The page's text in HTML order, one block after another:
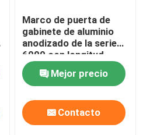
Marco de puerta de
gabinete de aluminio
anodizado de la serie
6000 con longitud
personalizada para
gabinetes de cocina
Mejor precio
Contacto